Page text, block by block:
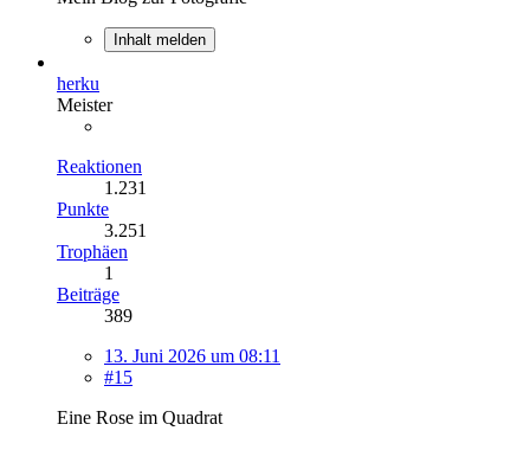
Inhalt melden
herku
Meister
Reaktionen
1.231
Punkte
3.251
Trophäen
1
Beiträge
389
13. Juni 2026 um 08:11
#15
Eine Rose im Quadrat